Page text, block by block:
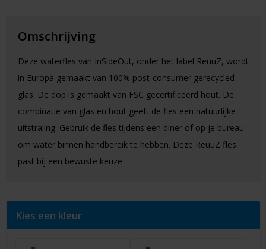
Omschrijving
Deze waterfles van InSideOut, onder het label ReuuZ, wordt
in Europa gemaakt van 100% post-consumer gerecycled
glas. De dop is gemaakt van FSC gecertificeerd hout. De
combinatie van glas en hout geeft de fles een natuurlijke
uitstraling. Gebruik de fles tijdens een diner of op je bureau
om water binnen handbereik te hebben. Deze ReuuZ fles
past bij een bewuste keuze
Kies een kleur